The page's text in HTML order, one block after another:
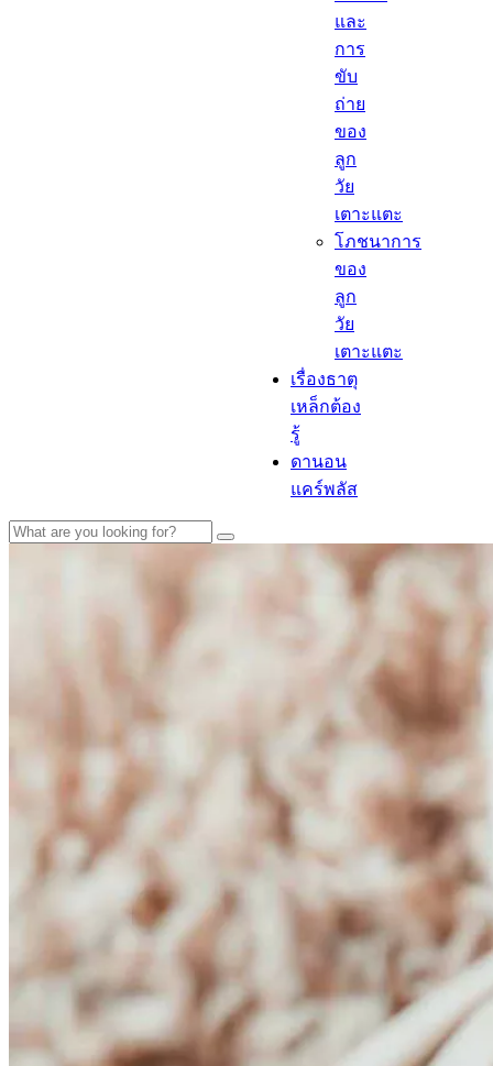
และ
การ
ขับ
ถ่าย
ของ
ลูก
วัย
เตาะแตะ
โภชนาการ
ของ
ลูก
วัย
เตาะแตะ
เรื่องธาตุ
เหล็กต้อง
รู้​
ดานอน
แคร์พลัส